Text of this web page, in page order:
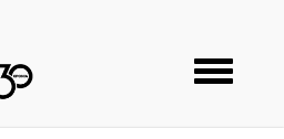
Toggle
navigation